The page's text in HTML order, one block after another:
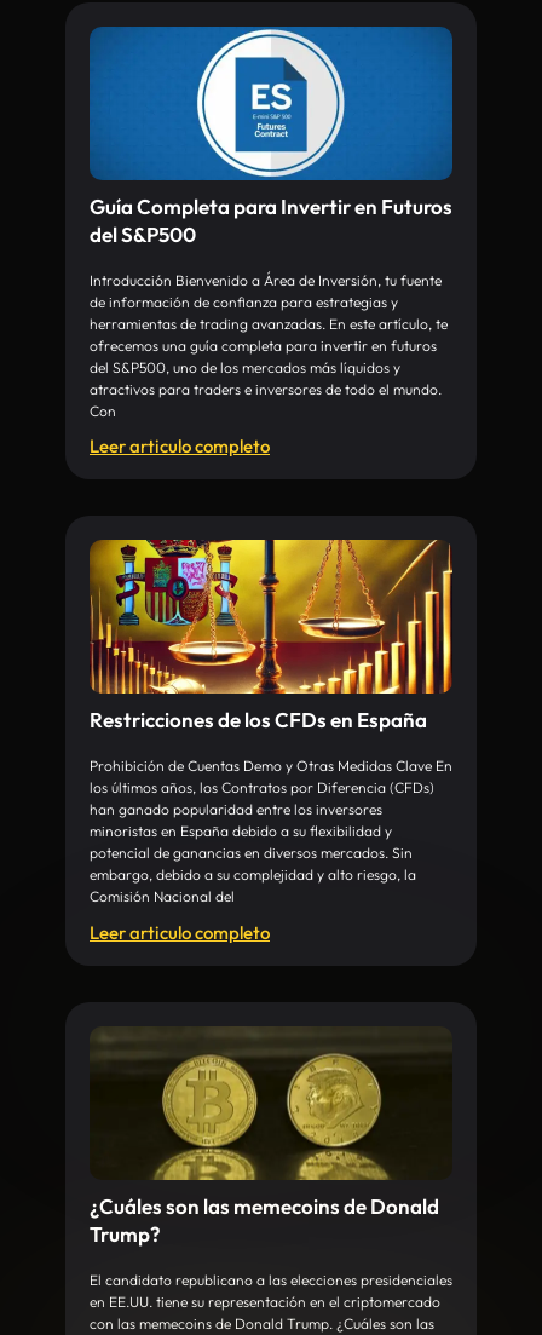
Guía Completa para Invertir en Futuros
del S&P500
Introducción Bienvenido a Área de Inversión, tu fuente
de información de confianza para estrategias y
herramientas de trading avanzadas. En este artículo, te
ofrecemos una guía completa para invertir en futuros
del S&P500, uno de los mercados más líquidos y
atractivos para traders e inversores de todo el mundo.
Con
Leer articulo completo
Restricciones de los CFDs en España
Prohibición de Cuentas Demo y Otras Medidas Clave En
los últimos años, los Contratos por Diferencia (CFDs)
han ganado popularidad entre los inversores
minoristas en España debido a su flexibilidad y
potencial de ganancias en diversos mercados. Sin
embargo, debido a su complejidad y alto riesgo, la
Comisión Nacional del
Leer articulo completo
¿Cuáles son las memecoins de Donald
Trump?
El candidato republicano a las elecciones presidenciales
en EE.UU. tiene su representación en el criptomercado
con las memecoins de Donald Trump. ¿Cuáles son las